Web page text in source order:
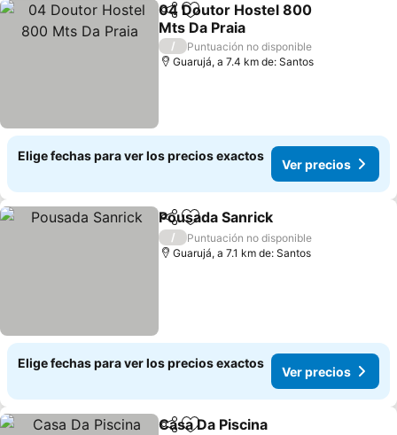
CompartirAgregar a favoritos
04 Doutor Hostel 800
Mts Da Praia
Ver precios
/
Puntuación no disponible
Guarujá, a 7.4 km de: Santos
Elige fechas para ver los precios exactos
Ver precios
CompartirAgregar a favoritos
Pousada Sanrick
/
Puntuación no disponible
Guarujá, a 7.1 km de: Santos
Elige fechas para ver los precios exactos
Ver precios
Casa Da Piscina